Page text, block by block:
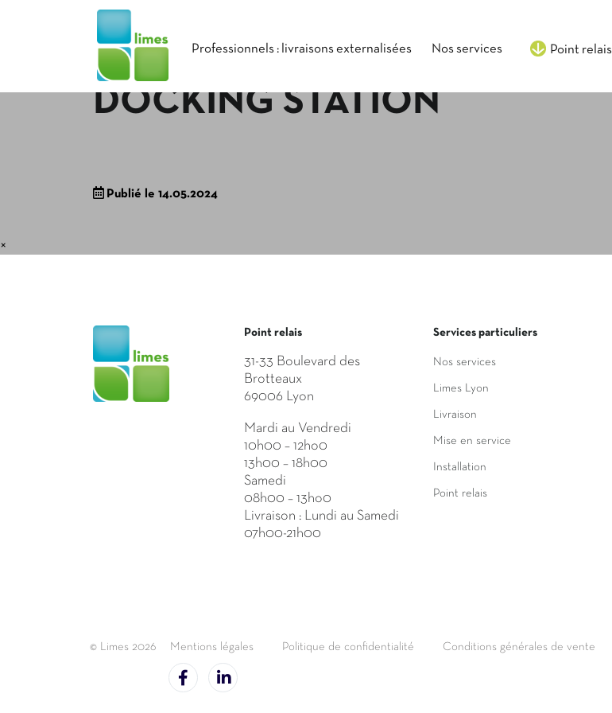
Professionnels : livraisons externalisées Nos services Point relais
DOCKING STATION
Publié le 14.05.2024
×
Point relais
31-33 Boulevard des
Brotteaux
69006 Lyon
Mardi au Vendredi
10h00 – 12ho0
13h00 – 18h00
Samedi
08h00 – 13ho0
Livraison : Lundi au Samedi
07h00-21h00
Services particuliers
Nos services
Limes Lyon
Livraison
Mise en service
Installation
Point relais
© Limes 2026 Mentions légales Politique de confidentialité Conditions générales de vente